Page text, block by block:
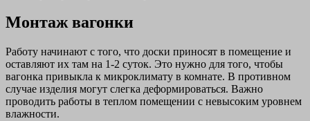
Монтаж вагонки
Работу начинают с того, что доски приносят в помещение и
оставляют их там на 1-2 суток. Это нужно для того, чтобы
вагонка привыкла к микроклимату в комнате. В противном
случае изделия могут слегка деформироваться. Важно
проводить работы в теплом помещении с невысоким уровнем
влажности.